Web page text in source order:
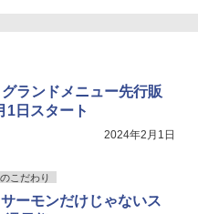
ランドメニュー先行販
1日スタート
2024年2月1日
こだわり
ーモンだけじゃないス